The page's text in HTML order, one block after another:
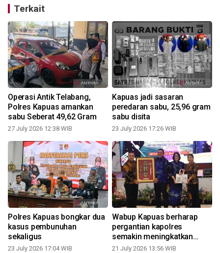
Terkait
Operasi Antik Telabang,
Polres Kapuas amankan
sabu Seberat 49,62 Gram
27 July 2026 12:38 WIB
Kapuas jadi sasaran
peredaran sabu, 25,96 gram
sabu disita
23 July 2026 17:26 WIB
Polres Kapuas bongkar dua
kasus pembunuhan
sekaligus
23 July 2026 17:04 WIB
Wabup Kapuas berharap
pergantian kapolres
semakin meningkatkan
sinergi menjaga kamtibmas
21 July 2026 13:56 WIB